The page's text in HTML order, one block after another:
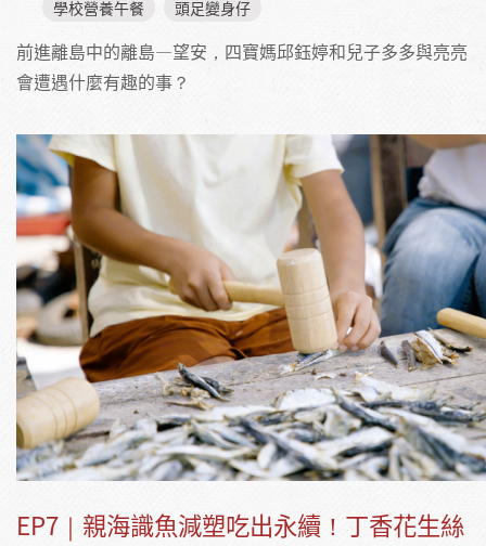
學校營養午餐
頭足變身仔
前進離島中的離島—望安，四寶媽邱鈺婷和兒子多多與亮亮
會遭遇什麼有趣的事？
EP7｜親海識魚減塑吃出永續！丁香花生絲